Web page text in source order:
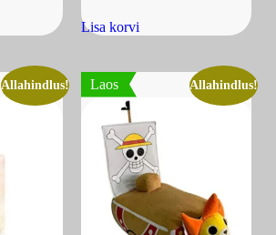
Lisa korvi
Allahindlus! Laos Allahindlus!